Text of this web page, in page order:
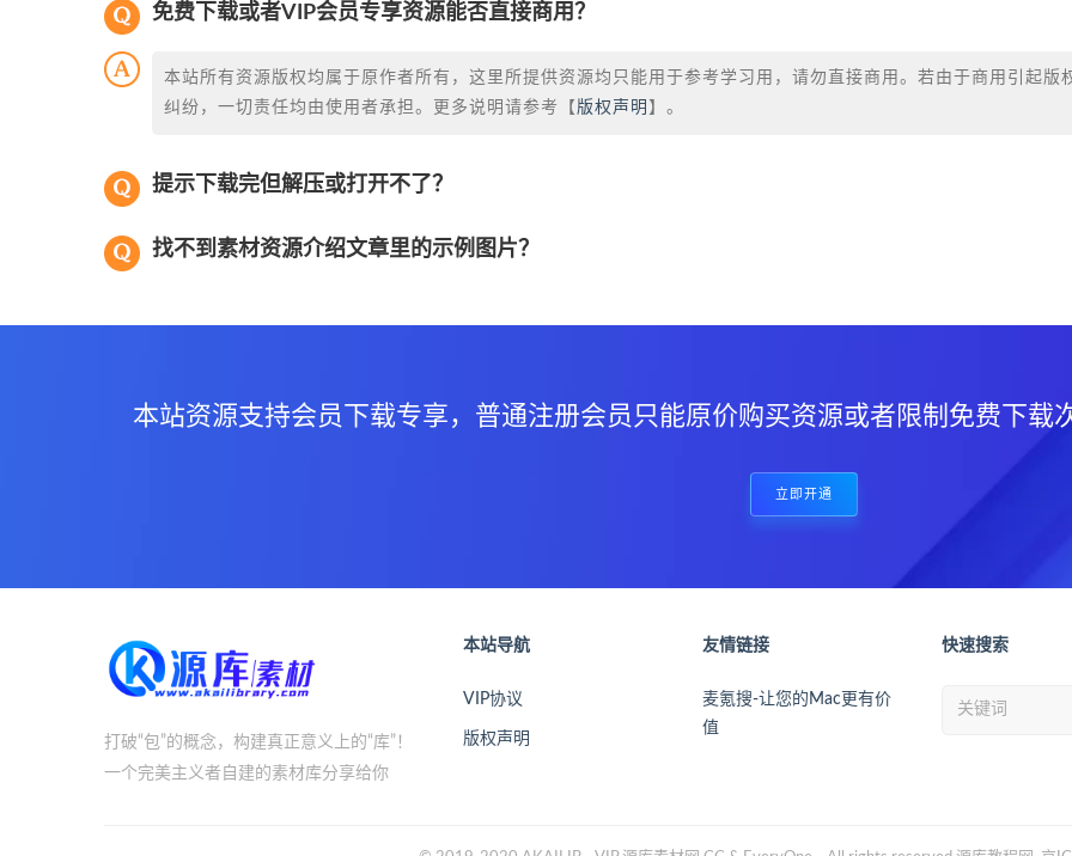
免费下载或者VIP会员专享资源能否直接商用？
本站所有资源版权均属于原作者所有，这里所提供资源均只能用于参考学习用，请勿直接商用。若由于商用引起版
纠纷，一切责任均由使用者承担。更多说明请参考【 版权声明 】。
提示下载完但解压或打开不了？
找不到素材资源介绍文章里的示例图片？
本站资源支持会员下载专享，普通注册会员只能原价购买资源或者限制免费下载
立即开通
打破“包”的概念，构建真正意义上的“库”！
一个完美主义者自建的素材库分享给你
本站导航
VIP协议
版权声明
友情链接
麦氪搜-让您的Mac更有价
值
快速搜索